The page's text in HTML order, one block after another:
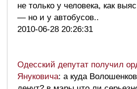
не только у человека, как
— но и у автобусов..
2010-06-28 20:26:31
Одесский депутат получил
Януковича: а куда